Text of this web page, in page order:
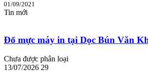
01/09/2021
Tin mới
Đổ mực máy in tại Dọc Bún Văn
Chưa được phân loại
13/07/2026 29